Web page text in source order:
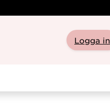
Logga in